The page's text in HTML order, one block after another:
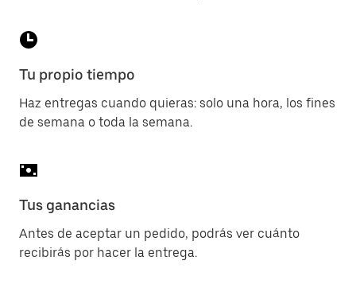
Tu propio tiempo
Haz entregas cuando quieras: solo una hora, los fines
de semana o toda la semana.
Tus ganancias
Antes de aceptar un pedido, podrás ver cuánto
recibirás por hacer la entrega.